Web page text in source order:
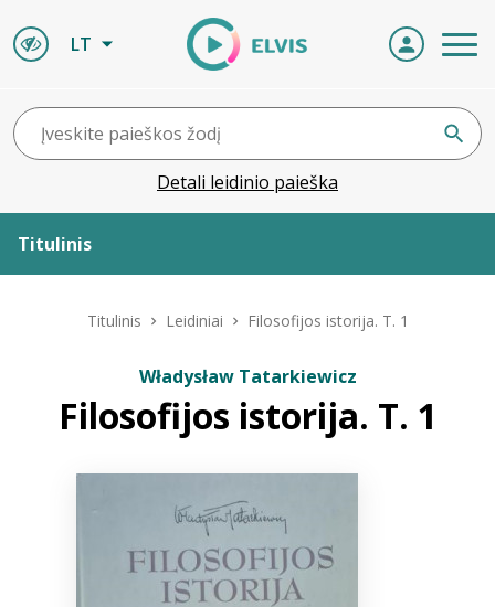
LT
Detali leidinio paieška
Titulinis
ELVIS atvyksta
Bibliotekoms
Titulinis Leidiniai Filosofijos istorija. T. 1
Władysław Tatarkiewicz
Filosofijos istorija. T. 1